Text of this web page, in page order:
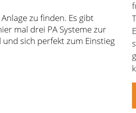
zu finden. Es gibt
mal drei PA Systeme zur
sich perfekt zum Einstieg